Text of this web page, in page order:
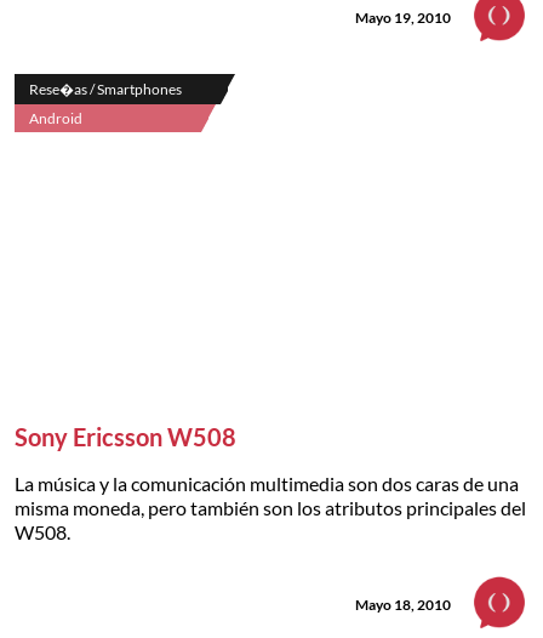
Mayo 19, 2010
Rese�as / Smartphones
Android
Sony Ericsson W508
La música y la comunicación multimedia son dos caras de una
misma moneda, pero también son los atributos principales del
W508.
Mayo 18, 2010